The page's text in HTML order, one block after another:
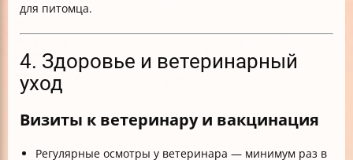
для питомца.
4. Здоровье и ветеринарный
уход
Визиты к ветеринару и вакцинация
Регулярные осмотры у ветеринара — минимум раз в